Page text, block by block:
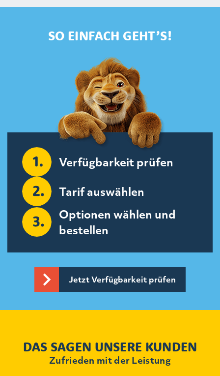
SO EINFACH GEHT’S!
Verfügbarkeit prüfen
Tarif auswählen
Optionen wählen und
bestellen
Jetzt Verfügbarkeit prüfen
DAS SAGEN UNSERE KUNDEN
Zufrieden mit der Leistung